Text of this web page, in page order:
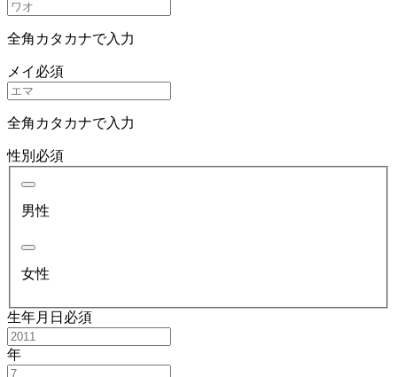
全角カタカナで入力
メイ 必須
全角カタカナで入力
性別 必須
男性
女性
生年月日 必須
年